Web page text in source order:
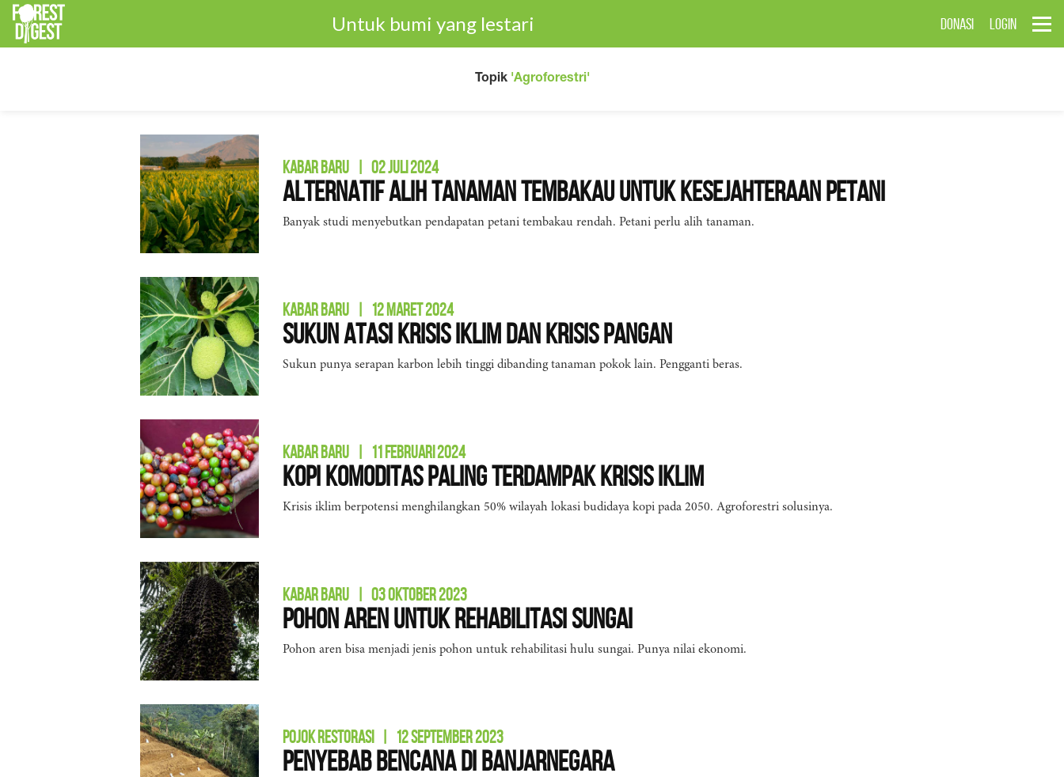
Untuk bumi yang lestari DONASI LOGIN
Topik 'Agroforestri'
KABAR BARU 02 JULI 2024
Alternatif Alih Tanaman Tembakau untuk Kesejahteraan Petani
Banyak studi menyebutkan pendapatan petani tembakau rendah. Petani perlu alih tanaman.
KABAR BARU 12 MARET 2024
Sukun Atasi Krisis Iklim dan Krisis Pangan
Sukun punya serapan karbon lebih tinggi dibanding tanaman pokok lain. Pengganti beras.
KABAR BARU 11 FEBRUARI 2024
Kopi Komoditas Paling Terdampak Krisis Iklim
Krisis iklim berpotensi menghilangkan 50% wilayah lokasi budidaya kopi pada 2050. Agroforestri solusinya.
KABAR BARU 03 OKTOBER 2023
Pohon Aren untuk Rehabilitasi Sungai
Pohon aren bisa menjadi jenis pohon untuk rehabilitasi hulu sungai. Punya nilai ekonomi.
POJOK RESTORASI 12 SEPTEMBER 2023
Penyebab Bencana di Banjarnegara